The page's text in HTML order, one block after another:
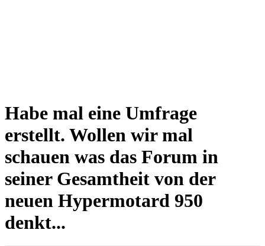
Habe mal eine Umfrage
erstellt. Wollen wir mal
schauen was das Forum in
seiner Gesamtheit von der
neuen Hypermotard 950
denkt...